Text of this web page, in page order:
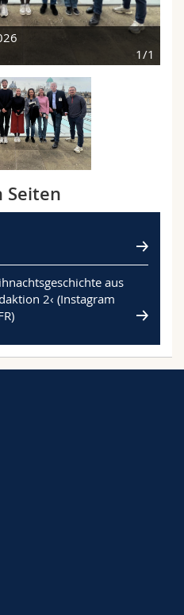
1/1
Seiten
aus
2‹ (Instagram